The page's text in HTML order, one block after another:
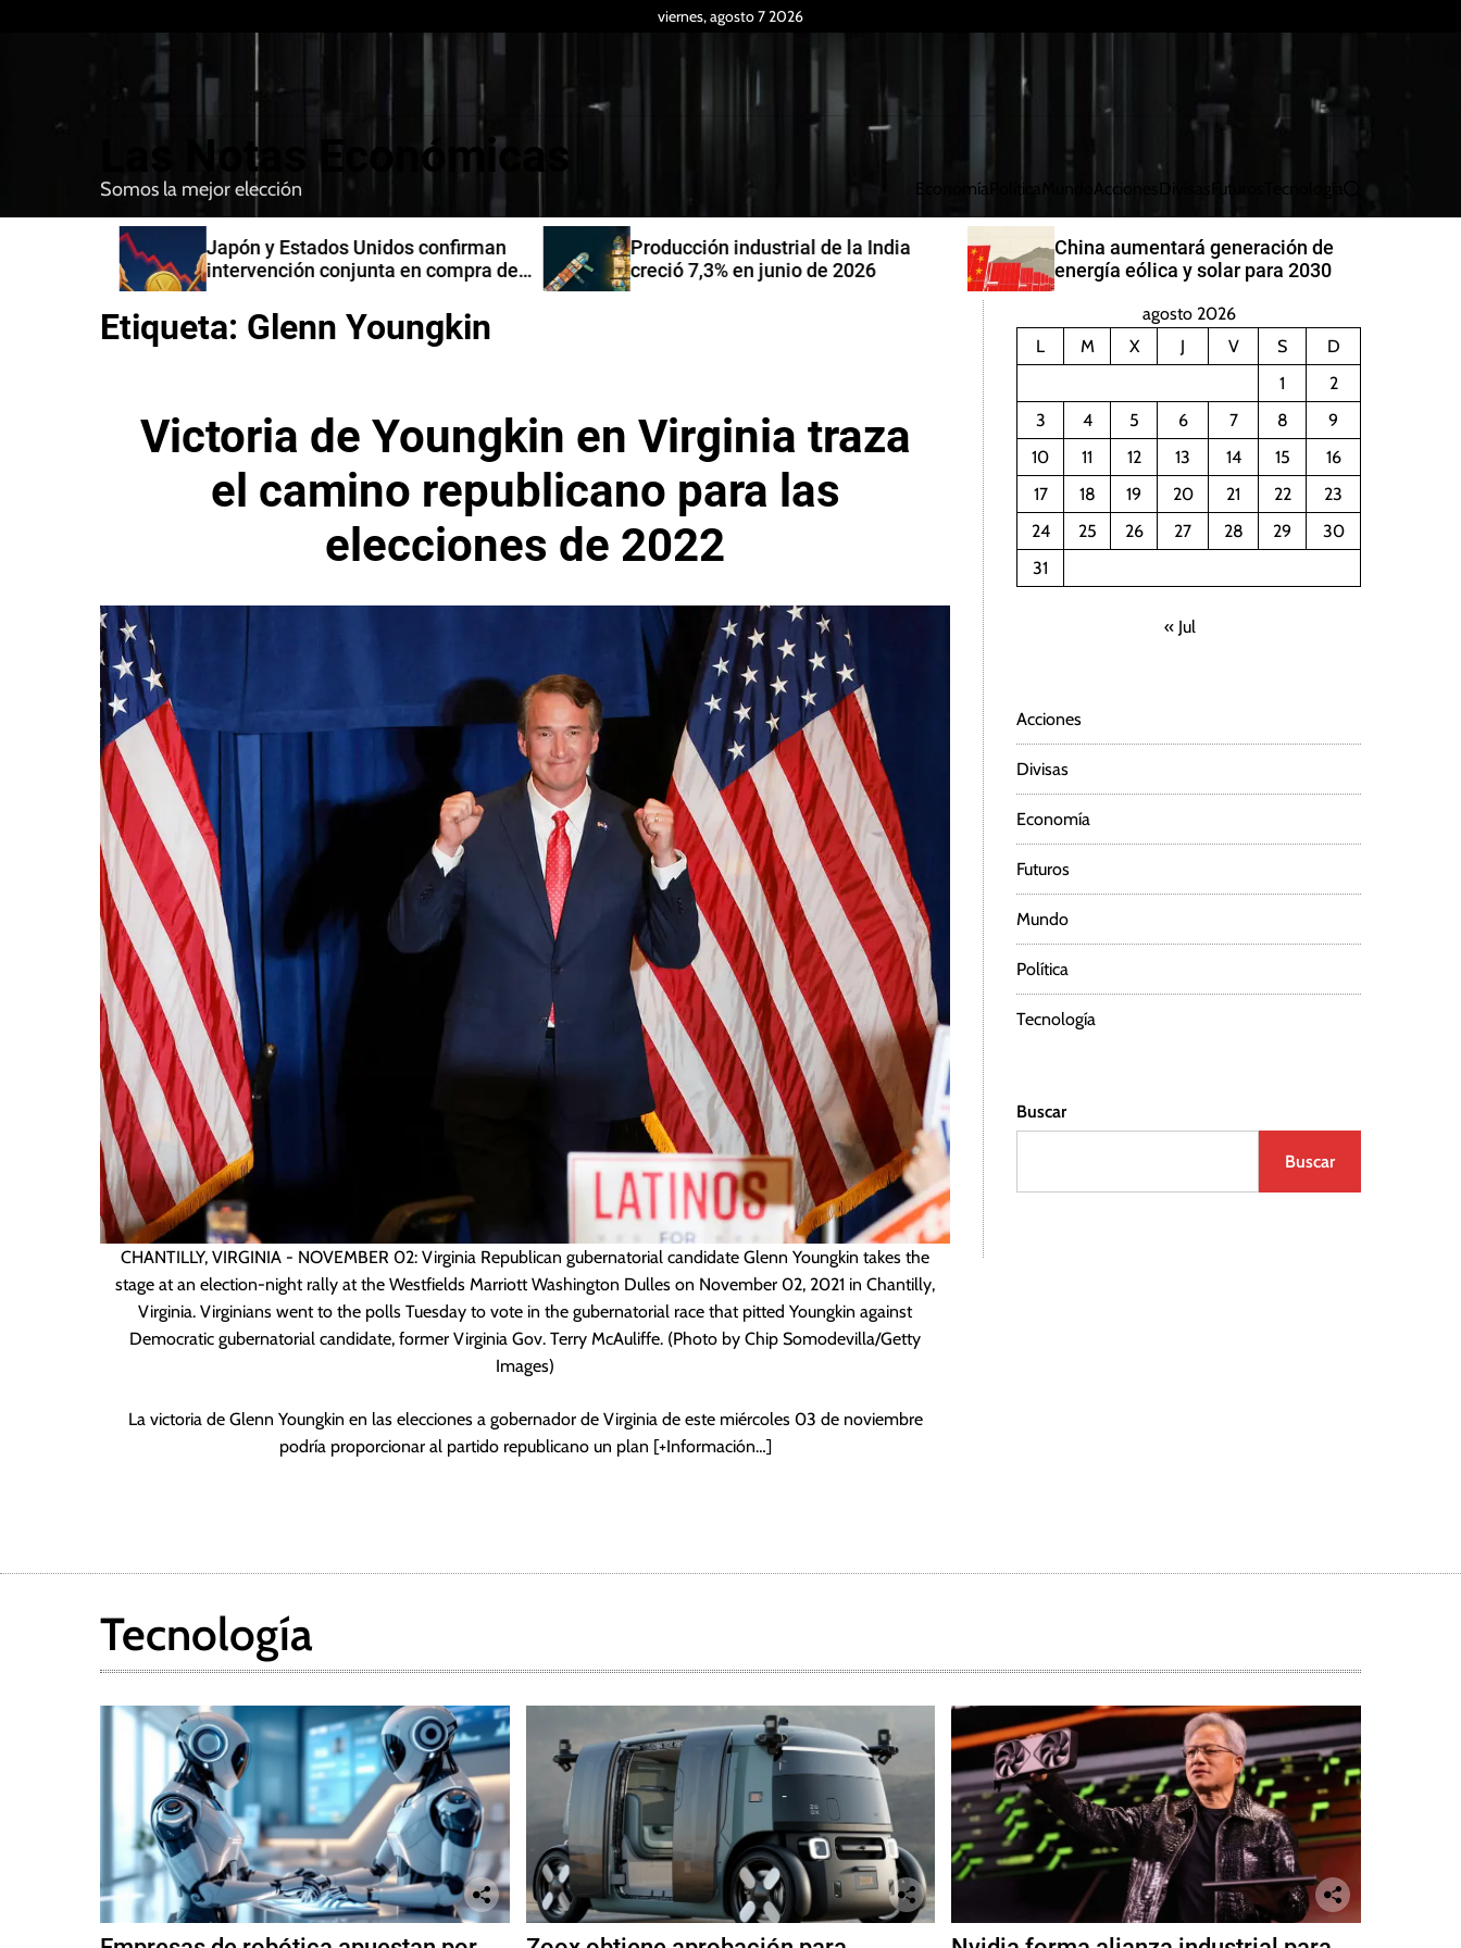
viernes, agosto 7 2026
Las Notas Económicas
Somos la mejor elección Economía Política Acciones Divisas Futuros Tecnología
u
Japón y Estados Unidos confirman
intervención conjunta en compra de
yenes
Producción industrial de la India
creció 7,3% en junio de 2026
China aumentará generación de
energía eólica y solar para 2030
Etiqueta: Glenn Youngkin
Victoria de Youngkin en Virginia traza
el camino republicano para las
elecciones de 2022
CHANTILLY, VIRGINIA - NOVEMBER 02: Virginia Republican gubernatorial candidate Glenn Youngkin takes the
stage at an election-night rally at the Westfields Marriott Washington Dulles on November 02, 2021 in Chantilly,
Virginia. Virginians went to the polls Tuesday to vote in the gubernatorial race that pitted Youngkin against
Democratic gubernatorial candidate, former Virginia Gov. Terry McAuliffe. (Photo by Chip Somodevilla/Getty
Images)
La victoria de Glenn Youngkin en las elecciones a gobernador de Virginia de este miércoles 03 de noviembre
podría proporcionar al partido republicano un plan [+Información…]
agosto 2026
L
M X J V S
D
1
2
3
4 5 6 7 8
9
10
11 12 13 14 15
16
17
18 19 20 21 22
23
24
25 26 27 28 29
30
31
« Jul
Acciones
Divisas
Economía
Futuros
Mundo
Política
Tecnología
Buscar
Buscar
Tecnología